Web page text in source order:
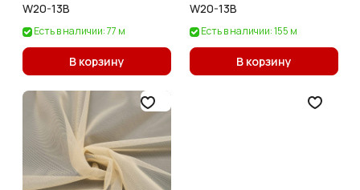
W20-13B
Есть в наличии: 77 м
В корзину
W20-13B
Есть в наличии: 155 м
В корзину